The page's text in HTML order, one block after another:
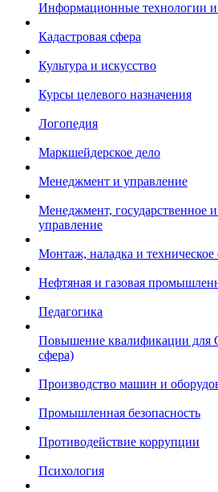
Информационные технологии и
Кадастровая сфера
Культура и искусство
Курсы целевого назначения
Логопедия
Маркшейдерское дело
Менеджмент и управление
Менеджмент, государственное
управление
Монтаж, наладка и
Нефтяная и газовая
Педагогика
Повышение квалификации для
сфера)
Производство машин и
Промышленная безопасность
Противодействие коррупции
Психология